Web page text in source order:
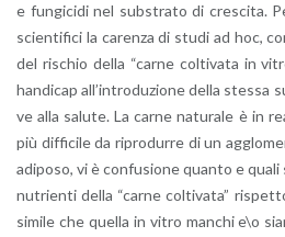
e fun­gi­ci­di nel sub­stra­to di cre­sci­ta.
scien­ti­fi­ci la ca­ren­za di studi ad hoc,
del ri­schio della “carne col­ti­va­ta in
han­di­cap al­l’in­tro­du­zio­ne della stes­sa
ve alla sa­lu­te. La carne na­tu­ra­le è in
più dif­fi­ci­le da ri­pro­dur­re di un
adi­po­so, vi è con­fu­sio­ne quan­to e quali
nu­trien­ti della “carne col­ti­va­ta”
si­mi­le che quel­la in vitro man­chi e\o